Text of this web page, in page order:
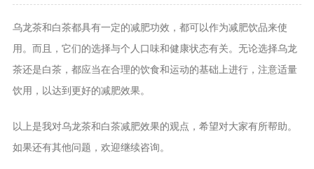
乌龙茶和白茶都具有一定的减肥功效，都可以作为减肥饮品来使
用。而且，它们的选择与个人口味和健康状态有关。无论选择乌龙
茶还是白茶，都应当在合理的饮食和运动的基础上进行，注意适量
饮用，以达到更好的减肥效果。
以上是我对乌龙茶和白茶减肥效果的观点，希望对大家有所帮助。
如果还有其他问题，欢迎继续咨询。
健康养生
中药养生
养生药汤包
治疗脱发